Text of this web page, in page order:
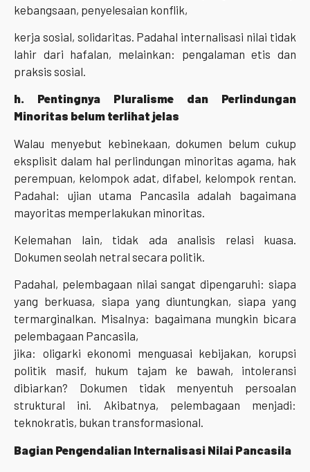
kebangsaan, penyelesaian konflik,
kerja sosial, solidaritas. Padahal internalisasi nilai tidak
lahir dari hafalan, melainkan: pengalaman etis dan
praksis sosial.
h. Pentingnya Pluralisme dan Perlindungan
Minoritas belum terlihat jelas
Walau menyebut kebinekaan, dokumen belum cukup
eksplisit dalam hal perlindungan minoritas agama, hak
perempuan, kelompok adat, difabel, kelompok rentan.
Padahal: ujian utama Pancasila adalah bagaimana
mayoritas memperlakukan minoritas.
Kelemahan lain, tidak ada analisis relasi kuasa.
Dokumen seolah netral secara politik.
Padahal, pelembagaan nilai sangat dipengaruhi: siapa
yang berkuasa, siapa yang diuntungkan, siapa yang
termarginalkan. Misalnya: bagaimana mungkin bicara
pelembagaan Pancasila,
jika: oligarki ekonomi menguasai kebijakan, korupsi
politik masif, hukum tajam ke bawah, intoleransi
dibiarkan? Dokumen tidak menyentuh persoalan
struktural ini. Akibatnya, pelembagaan menjadi:
teknokratis, bukan transformasional.
Bagian Pengendalian Internalisasi Nilai Pancasila